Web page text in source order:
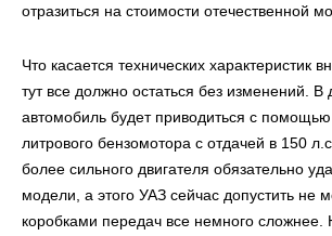
отразиться на стоимости отечественной
Что касается технических характеристик
тут все должно остаться без изменений. В
автомобиль будет приводиться с помощью
литрового бензомотора с отдачей в 150
более сильного двигателя обязательно
модели, а этого УАЗ сейчас допустить не
коробками передач все немного